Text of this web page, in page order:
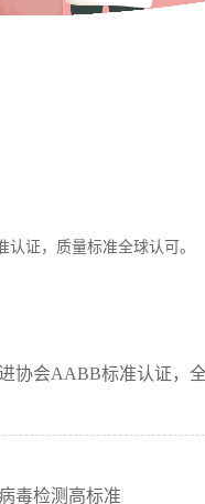
证，质量标准全球认可。
协会AABB标准认证，
毒检测高标准